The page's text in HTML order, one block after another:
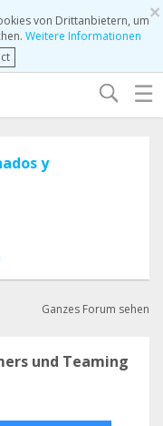
×
von Drittanbietern, um
Weitere Informationen
☰
y
Ganzes Forum sehen
und Teaming